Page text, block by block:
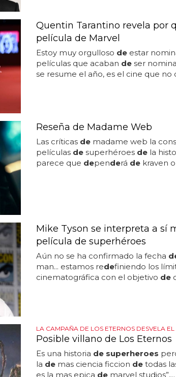
Quentin Tarantino revela por
película de Marvel
Estoy muy orgulloso deestar
películas que acaban deser
se resume el año, es el cine que no
Reseña de Madame Web
Las críticas demadame web la
películas desuperhéroes dela
parece que dependerá dekraven o
Mike Tyson se interpreta a sí
película de superhéroes
Aún no se ha confirmado la fecha
man... estamos redefiniendo los
cinematográfica con el objetivo de
LA CAMPAÑA DE LOS ETERNOS DESVELA
Posible villano de Los Eternos
Es una historia de superheroes
la demas ciencia ficcion detodas
es la mas epica demarvel studios”,...